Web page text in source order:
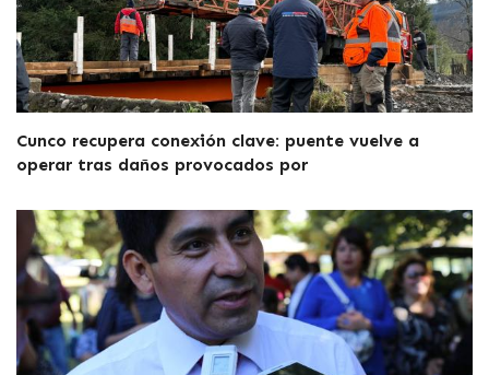
Cunco recupera conexión clave: puente vuelve a
operar tras daños provocados por